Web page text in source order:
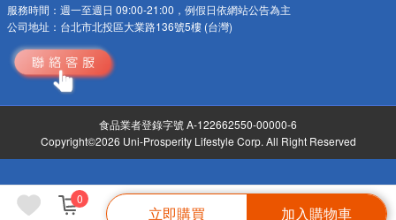
0
立即購買 加入購物車
服務時間： 週一至週日 09:00-21:00，例假日依網站公告為主
公司地址： 台北市北投區大業路136號5樓 (台灣)
食品業者登錄字號 A-122662550-00000-6
Copyright©2026 Uni-Prosperity Lifestyle Corp. All Right Reserved